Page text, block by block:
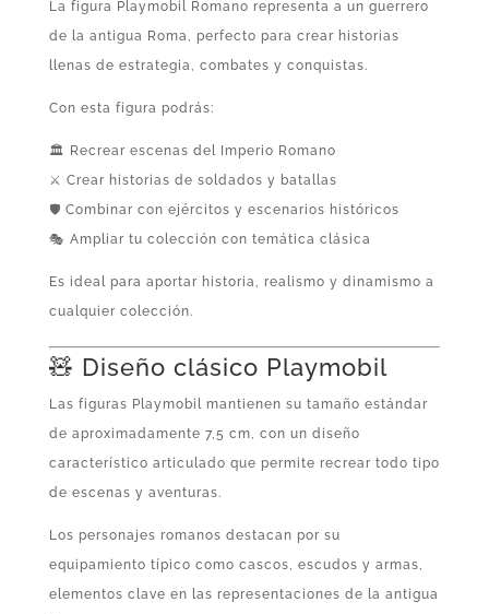
La figura Playmobil Romano representa a un guerrero
de la antigua Roma, perfecto para crear historias
llenas de estrategia, combates y conquistas.
Con esta figura podrás:
🏛️ Recrear escenas del Imperio Romano
⚔️ Crear historias de soldados y batallas
🛡️ Combinar con ejércitos y escenarios históricos
🎭 Ampliar tu colección con temática clásica
Es ideal para aportar historia, realismo y dinamismo a
cualquier colección.
🧸 Diseño clásico Playmobil
Las figuras Playmobil mantienen su tamaño estándar
de aproximadamente 7,5 cm, con un diseño
característico articulado que permite recrear todo tipo
de escenas y aventuras.
Los personajes romanos destacan por su
equipamiento típico como cascos, escudos y armas,
elementos clave en las representaciones de la antigua